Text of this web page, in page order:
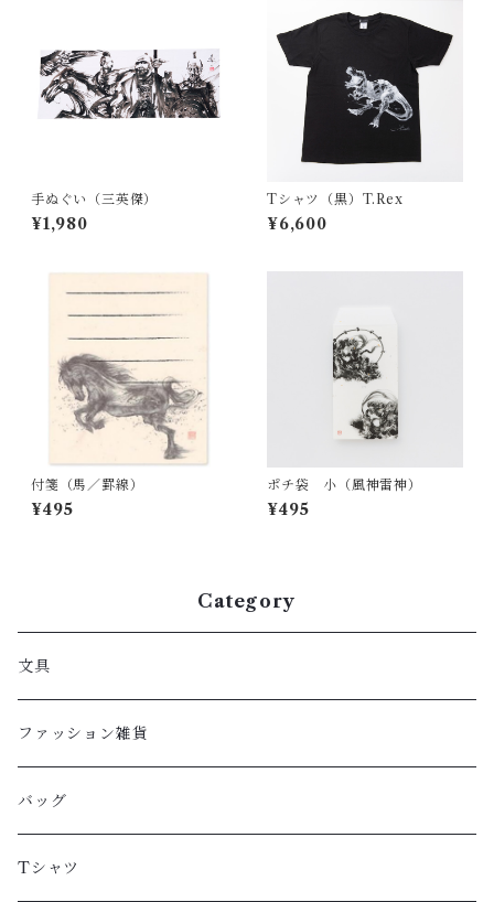
手ぬぐい（三英傑）
¥1,980
Tシャツ（黒）T.Rex
¥6,600
付箋（馬／罫線）
¥495
ポチ袋 小（風神雷神）
¥495
Category
文具
ファッション雑貨
バッグ
Tシャツ